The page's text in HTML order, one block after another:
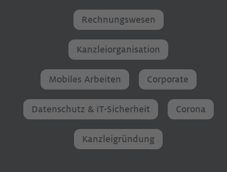
Rechnungswesen
Kanzleiorganisation
Mobiles Arbeiten Corporate
Datenschutz & IT-Sicherheit Corona
Kanzleigründung